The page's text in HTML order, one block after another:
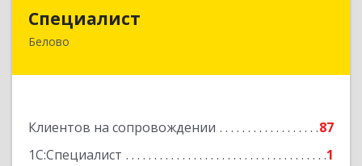
Специалист
Белово
Клиентов на сопровождении
87
1С:Специалист
1
Кемеровская обл, Белово г, Ленина ул, дом №